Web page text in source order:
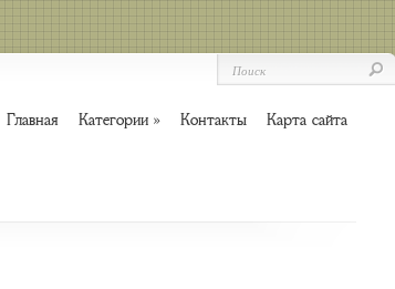
Главная Категории » Контакты Карта сайта